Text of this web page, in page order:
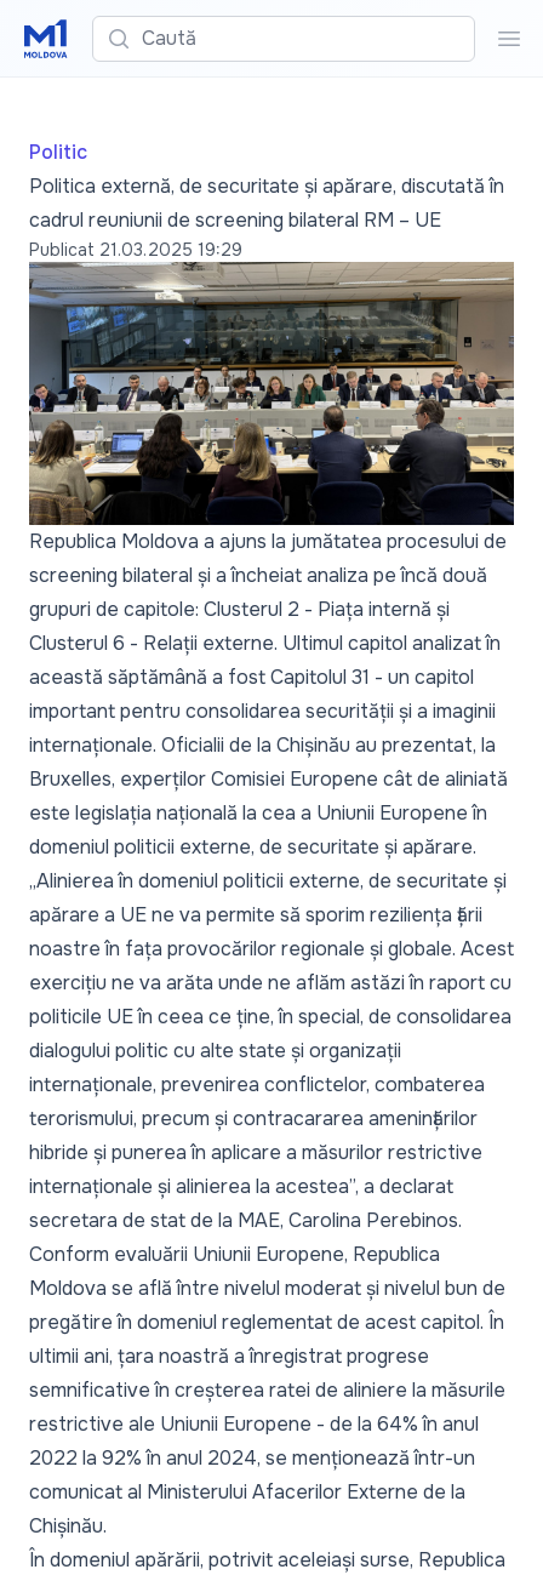
Caută
Politic
Politica externă, de securitate și apărare, discutată în
cadrul reuniunii de screening bilateral RM – UE
Publicat 21.03.2025 19:29
Republica Moldova a ajuns la jumătatea procesului de
screening bilateral și a încheiat analiza pe încă două
grupuri de capitole: Clusterul 2 - Piața internă și
Clusterul 6 - Relații externe. Ultimul capitol analizat în
această săptămână a fost Capitolul 31 - un capitol
important pentru consolidarea securității și a imaginii
internaționale. Oficialii de la Chișinău au prezentat, la
Bruxelles, experților Comisiei Europene cât de aliniată
este legislația națională la cea a Uniunii Europene în
domeniul politicii externe, de securitate și apărare.
„Alinierea în domeniul politicii externe, de securitate și
apărare a UE ne va permite să sporim reziliența țării
noastre în fața provocărilor regionale și globale. Acest
exercițiu ne va arăta unde ne aflăm astăzi în raport cu
politicile UE în ceea ce ține, în special, de consolidarea
dialogului politic cu alte state și organizații
internaționale, prevenirea conflictelor, combaterea
terorismului, precum și contracararea amenințărilor
hibride și punerea în aplicare a măsurilor restrictive
internaționale și alinierea la acestea”, a declarat
secretara de stat de la MAE, Carolina Perebinos.
Conform evaluării Uniunii Europene, Republica
Moldova se află între nivelul moderat și nivelul bun de
pregătire în domeniul reglementat de acest capitol. În
ultimii ani, țara noastră a înregistrat progrese
semnificative în creșterea ratei de aliniere la măsurile
restrictive ale Uniunii Europene - de la 64% în anul
2022 la 92% în anul 2024, se menționeazăîntr-un
comunicatal Ministerului Afacerilor Externe de la
Chișinău.
În domeniul apărării, potrivit aceleiași surse, Republica